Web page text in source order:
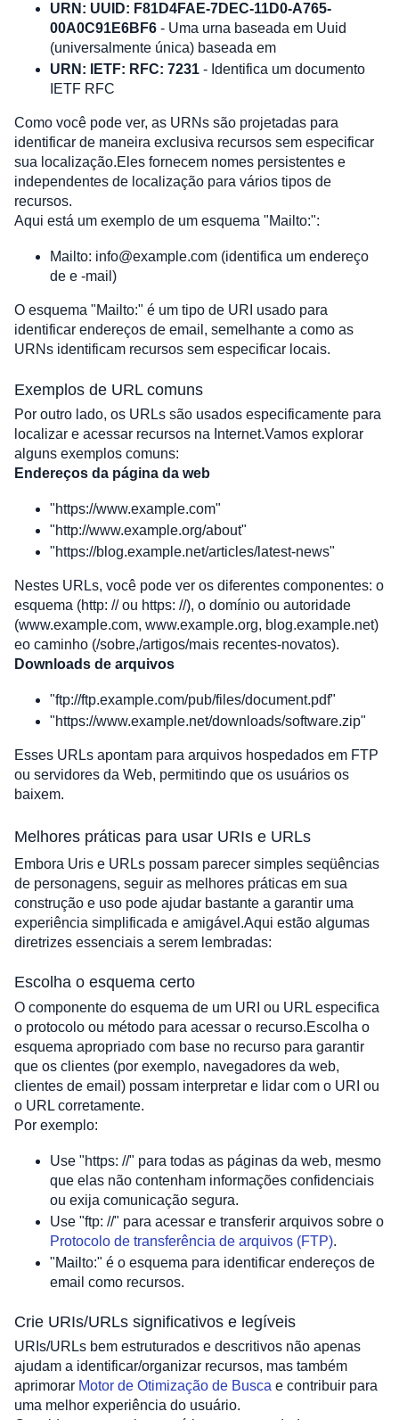
URN: UUID: F81D4FAE-7DEC-11D0-A765-
00A0C91E6BF6 - Uma urna baseada em Uuid
(universalmente única) baseada em
URN: IETF: RFC: 7231 - Identifica um documento
IETF RFC
Como você pode ver, as URNs são projetadas para
identificar de maneira exclusiva recursos sem especificar
sua localização.Eles fornecem nomes persistentes e
independentes de localização para vários tipos de
recursos.
Aqui está um exemplo de um esquema "Mailto:":
Mailto: info@example.com (identifica um endereço
de e -mail)
O esquema "Mailto:" é um tipo de URI usado para
identificar endereços de email, semelhante a como as
URNs identificam recursos sem especificar locais.
Exemplos de URL comuns
Por outro lado, os URLs são usados ​​especificamente para
localizar e acessar recursos na Internet.Vamos explorar
alguns exemplos comuns:
Endereços da página da web
"https://www.example.com"
"http://www.example.org/about"
"https://blog.example.net/articles/latest-news"
Nestes URLs, você pode ver os diferentes componentes: o
esquema (http: // ou https: //), o domínio ou autoridade
(www.example.com, www.example.org, blog.example.net)
eo caminho (/sobre,/artigos/mais recentes-novatos).
Downloads de arquivos
"ftp://ftp.example.com/pub/files/document.pdf"
"https://www.example.net/downloads/software.zip"
Esses URLs apontam para arquivos hospedados em FTP
ou servidores da Web, permitindo que os usuários os
baixem.
Melhores práticas para usar URIs e URLs
Embora Uris e URLs possam parecer simples seqüências
de personagens, seguir as melhores práticas em sua
construção e uso pode ajudar bastante a garantir uma
experiência simplificada e amigável.Aqui estão algumas
diretrizes essenciais a serem lembradas:
Escolha o esquema certo
O componente do esquema de um URI ou URL especifica
o protocolo ou método para acessar o recurso.Escolha o
esquema apropriado com base no recurso para garantir
que os clientes (por exemplo, navegadores da web,
clientes de email) possam interpretar e lidar com o URI ou
o URL corretamente.
Por exemplo:
Use "https: //" para todas as páginas da web, mesmo
que elas não contenham informações confidenciais
ou exija comunicação segura.
Protocolo de transferência de arquivos (FTP).
"Mailto:" é o esquema para identificar endereços de
email como recursos.
Crie URIs/URLs significativos e legíveis
URIs/URLs bem estruturados e descritivos não apenas
ajudam a identificar/organizar recursos, mas também
aprimorar Motor de Otimização de Busca e contribuir para
uma melhor experiência do usuário.